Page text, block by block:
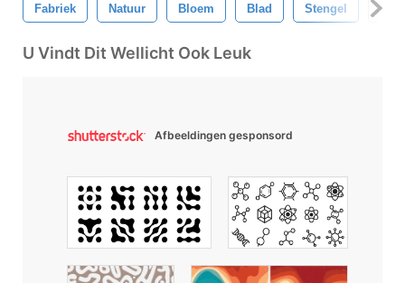
Fabriek Natuur Bloem Blad Stengel
U Vindt Dit Wellicht Ook Leuk
Afbeeldingen gesponsord